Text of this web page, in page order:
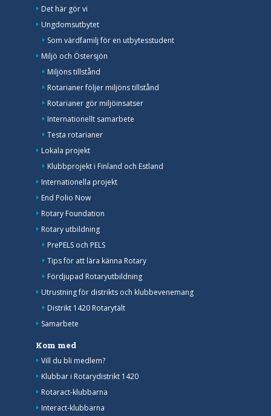
Det här gör vi
Ungdomsutbytet
Som värdfamilj för en utbytesstudent
Miljö och Östersjön
Miljöns tillstånd
Rotarianer följer miljöns tillstånd
Rotarianer gör miljöinsatser
Internationellt samarbete
Testa rotarianer
Lokala projekt
Klubbprojekt i Finland och Estland
Internationella projekt
End Polio Now
Rotary Foundation
Rotary utbildning
PrePELS och PELS
Tips för att lära känna Rotary
Fördjupad Rotaryutbildning
Utrustning för distrikts och klubbevenemang
Distrikt 1420 Rotarytält
Samarbete
Kom med
Vill du bli medlem?
Klubbar i Rotarydistrikt 1420
Rotaract-klubbarna
Interact-klubbarna